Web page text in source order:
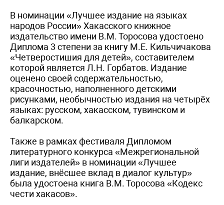
В номинации «Лучшее издание на языках
народов России» Хакасского книжное
издательство имени В.М. Торосова удостоено
Диплома 3 степени за книгу М.Е. Кильчичакова
«Четверостишия для детей», составителем
которой является Л.Н. Горбатов. Издание
оценено своей содержательностью,
красочностью, наполненного детскими
рисунками, необычностью издания на четырёх
языках: русском, хакасском, тувинском и
балкарском.
Также в рамках фестиваля Дипломом
литературного конкурса «Межрегиональной
лиги издателей» в номинации «Лучшее
издание, внёсшее вклад в диалог культур»
была удостоена книга В.М. Торосова «Кодекс
чести хакасов».